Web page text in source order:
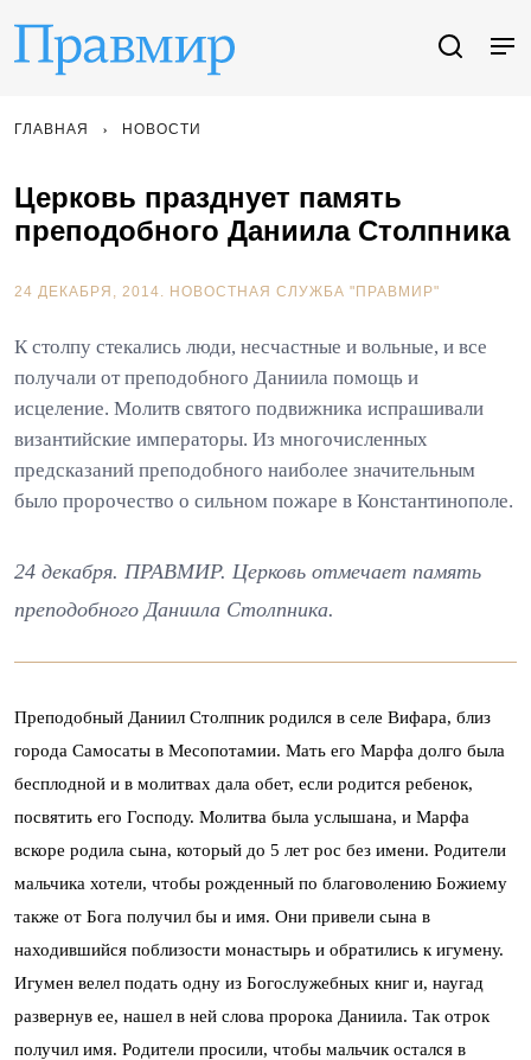
ГЛАВНАЯ НОВОСТИ
Церковь празднует память
преподобного Даниила Столпника
24 ДЕКАБРЯ, 2014. НОВОСТНАЯ СЛУЖБА "ПРАВМИР"
К столпу стекались люди, несчастные и вольные, и все
получали от преподобного Даниила помощь и
исцеление. Молитв святого подвижника испрашивали
византийские императоры. Из многочисленных
предсказаний преподобного наиболее значительным
было пророчество о сильном пожаре в Константинополе.
24 декабря. ПРАВМИР. Церковь отмечает память
преподобного Даниила Столпника.
Преподобный Даниил Столпник родился в селе Вифара, близ
города Самосаты в Месопотамии. Мать его Mapфа долго была
бесплодной и в молитвах дала обет, если родится ребенок,
посвятить его Господу. Молитва была услышана, и Марфа
вскоре родила сына, который до 5 лет рос без имени. Родители
мальчика хотели, чтобы рожденный по благоволению Божиему
также от Бога получил бы и имя. Они привели сына в
находившийся поблизости монастырь и обратились к игумену.
Игумен велел подать одну из Богослужебных книг и, наугад
развернув ее, нашел в ней слова пророка Даниила. Так отрок
получил имя. Родители просили, чтобы мальчик остался в